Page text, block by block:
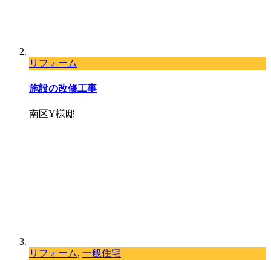
リフォーム
施設の改修工事
南区Y様邸
リフォーム, 一般住宅